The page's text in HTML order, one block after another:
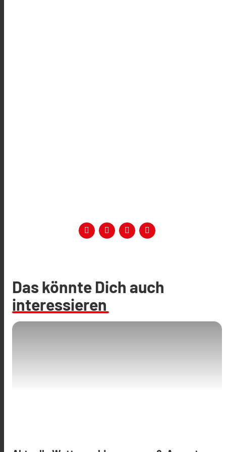
Das könnte Dich auch
interessieren